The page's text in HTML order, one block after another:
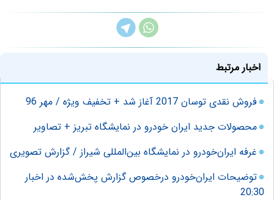
اخبار مرتبط
فروش نقدی توسان 2017 آغاز شد + تخفیف ویژه / مهر 96
محصولات جدید ایران خودرو در نمایشگاه تبریز + تصاویر
غرفه ایران‌خودرو در نمایشگاه بین‌المللی شیراز / گزارش تصویری
توضیحات ایران‌خودرو درخصوص گزارش پخش‌شده در اخبار
20:30